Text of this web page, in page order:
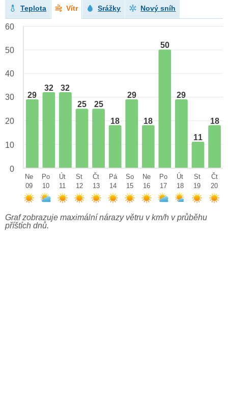
Teplota Vítr Srážky Nový sníh
29
32
32
25
25
18
29
18
50
29
11
18
60
50
40
30
20
10
0
Ne
09
Po
10
Út
11
St
12
Čt
13
Pá
14
So
15
Ne
16
Po
17
Út
18
St
19
Čt
20
Graf zobrazuje maximální nárazy větru v km/h v průběhu
příštích dnů.